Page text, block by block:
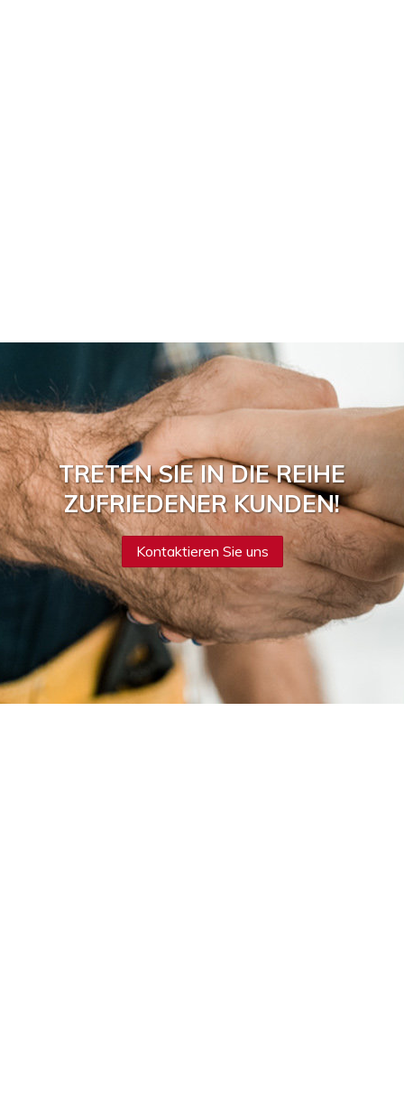
TRETEN SIE IN DIE REIHE
ZUFRIEDENER KUNDEN!
Kontaktieren Sie uns